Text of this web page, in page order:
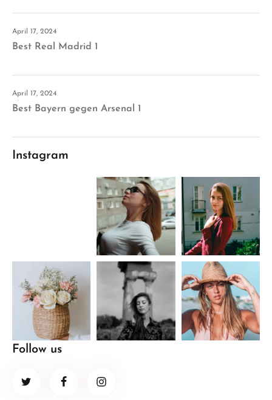
April 17, 2024
Best Real Madrid 1
April 17, 2024
Best Bayern gegen Arsenal 1
Instagram
Follow us